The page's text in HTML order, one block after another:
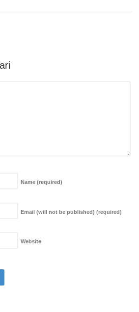
Name (required)
Email (will not be published) (required)
Website